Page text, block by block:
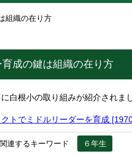
組織の在り方
育成の鍵は組織の在り方
白根小の取り組みが紹介されま
トでミドルリーダーを育成
連するキーワード ６年生